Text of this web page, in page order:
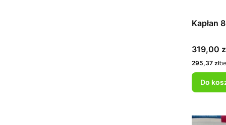
Kapłan
Cena
319,00
Cena
295,37 zł
Do